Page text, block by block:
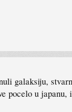
galaksiju,
pocelo u